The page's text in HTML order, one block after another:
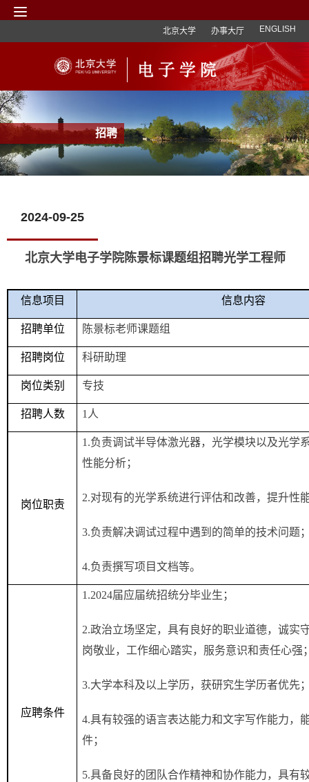
北京大学 办事大厅 ENGLISH
招聘
2024-09-25
北京大学电子学院陈景标课题组招聘光学工程师
信息项目 信息内容
招聘单位 陈景标老师课题组
招聘岗位 科研助理
岗位类别 专技
招聘人数 1 人
岗位职责
1.负责调试半导体激光器，光学模块以及光学
性能分析；
2.对现有的光学系统进行评估和改善，提升性
3.负责解决调试过程中遇到的简单的技术问题
4.负责撰写项目文档等。
应聘条件
1.2024届应届统招统分毕业生；
2.政治立场坚定，具有良好的职业道德，诚实
岗敬业，工作细心踏实，服务意识和责任心强
3.大学本科及以上学历，获研究生学历者优先
4.具有较强的语言表达能力和文字写作能力，
件；
5.具备良好的团队合作精神和协作能力，具有